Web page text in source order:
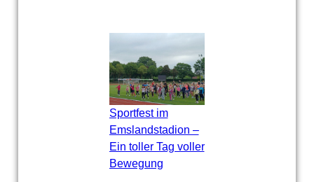
Sportfest im
Emslandstadion –
Ein toller Tag voller
Bewegung